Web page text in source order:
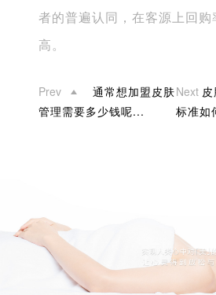
者的普遍认同，在客源上回
高。
Prev
通常想加盟皮肤
管理需要多少钱呢...
Next
标准如